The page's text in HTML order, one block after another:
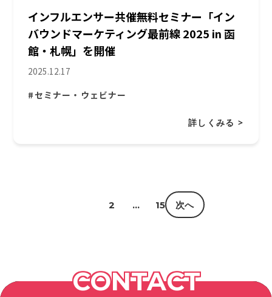
インフルエンサー共催無料セミナー「イン
バウンドマーケティング最前線 2025 in 函
館・札幌」を開催
2025.12.17
#セミナー・ウェビナー
詳しくみる >
2 … 15 次へ
CONTACT